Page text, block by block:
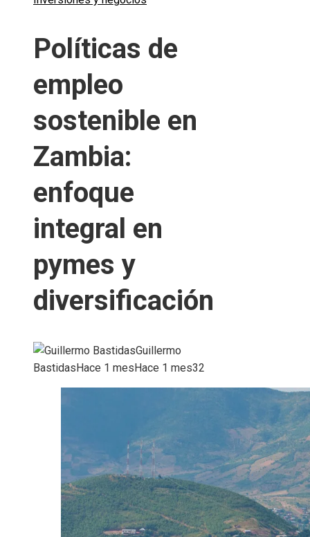
Políticas de
empleo
sostenible en
Zambia:
enfoque
integral en
pymes y
diversificación
Guillermo
Bastidas Hace 1 mes Hace 1 mes32